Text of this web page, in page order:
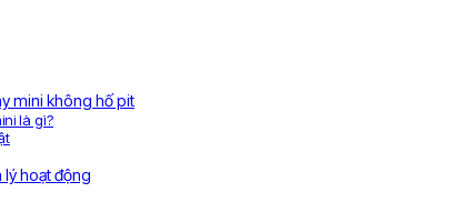
mini không hố pit
là gì?
lý hoạt động